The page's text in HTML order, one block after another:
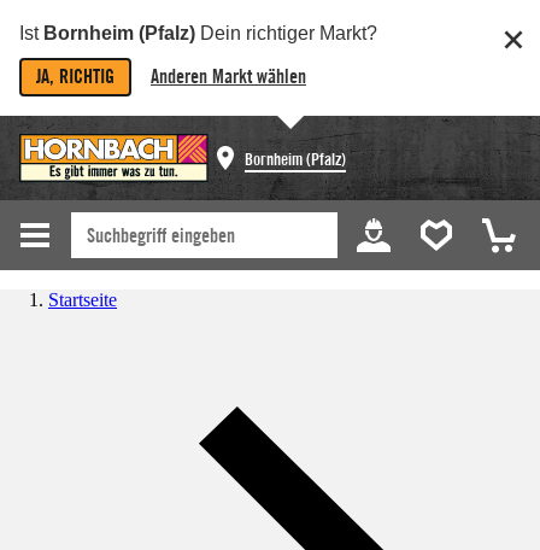
Ist Bornheim (Pfalz) Dein richtiger Markt?
JA, RICHTIG Anderen Markt wählen
Bornheim (Pfalz)
Startseite